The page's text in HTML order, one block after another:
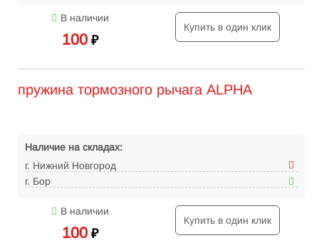
В наличии
100 ₽
Купить в один клик
пружина тормозного рычага ALPHA
Наличие на складах:
г. Нижний Новгород
г. Бор
В наличии
100 ₽
Купить в один клик